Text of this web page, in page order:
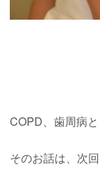
COPD、歯周病
そのお話は、次